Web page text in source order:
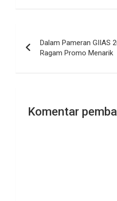
pos
Dalam Pameran GIIAS
Ragam Promo Menarik
Komentar